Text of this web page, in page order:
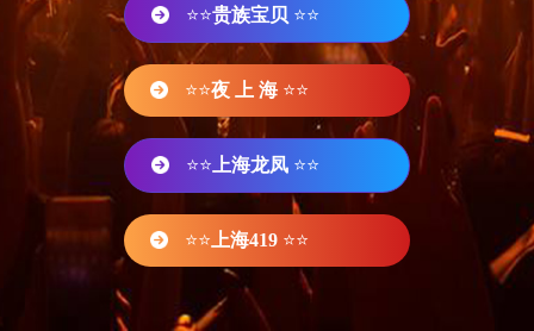
⭐⭐贵族宝贝 ⭐⭐
⭐⭐夜 上 海 ⭐⭐
⭐⭐ 上海龙凤 ⭐⭐
⭐⭐ 上海419 ⭐⭐